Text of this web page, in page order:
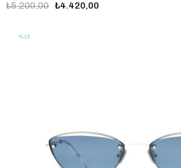
₺4.420,00
₺5.200,00
%15